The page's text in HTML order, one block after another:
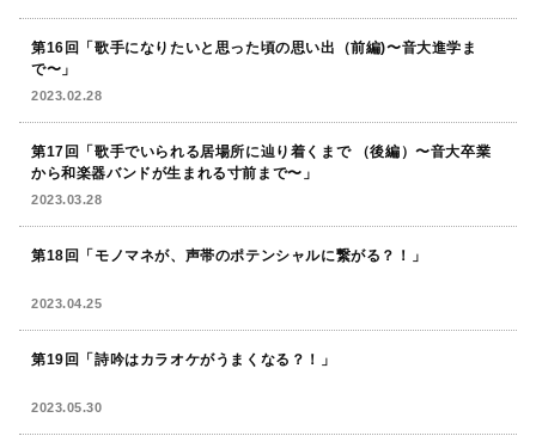
第16回「歌手になりたいと思った頃の思い出（前編)〜音大進学ま
で〜」
2023.02.28
第17回「歌手でいられる居場所に辿り着くまで （後編）〜音大卒業
から和楽器バンドが生まれる寸前まで〜」
2023.03.28
第18回「モノマネが、声帯のポテンシャルに繋がる？！」
2023.04.25
第19回「詩吟はカラオケがうまくなる？！」
2023.05.30